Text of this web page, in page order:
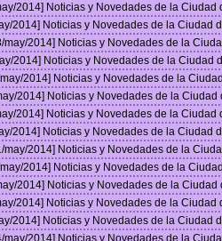
2014] Noticias y Novedades de la
2014] Noticias y Novedades de la Ciudad
may/2014] Noticias y Novedades de la
2014] Noticias y Novedades de la Ciudad
2014] Noticias y Novedades de la
2014] Noticias y Novedades de la
2014] Noticias y Novedades de la
2014] Noticias y Novedades de la Ciudad
may/2014] Noticias y Novedades de la
2014] Noticias y Novedades de la
2014] Noticias y Novedades de la
2014] Noticias y Novedades de la
2014] Noticias y Novedades de la Ciudad
may/2014] Noticias y Novedades de la